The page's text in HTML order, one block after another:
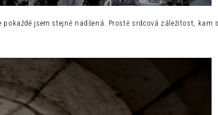
pokaždé jsem stejně nadšená. Prostě srdcová záležitost, kam